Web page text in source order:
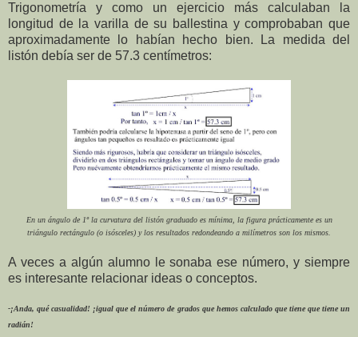
Trigonometría y como un ejercicio más calculaban la
longitud de la varilla de su ballestina y comprobaban que
aproximadamente lo habían hecho bien. La medida del
listón debía ser de 57.3 centímetros:
En un ángulo de 1º la curvatura del listón graduado es mínima, la figura prácticamente es un
triángulo rectángulo (o isósceles) y los resultados redondeando a milímetros son los mismos.
A veces a algún alumno le sonaba ese número, y siempre
es interesante relacionar ideas o conceptos.
-¡Anda, qué casualidad! ¡igual que el número de grados que hemos calculado que tiene que tiene un
radián!